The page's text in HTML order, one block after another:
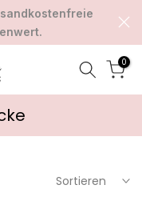
0
Sortieren